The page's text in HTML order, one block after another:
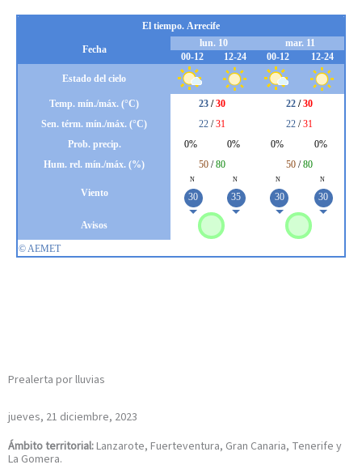
Prealerta por lluvias
jueves, 21 diciembre, 2023
Ámbito territorial:Lanzarote, Fuerteventura, Gran Canaria, Tenerife y
La Gomera.